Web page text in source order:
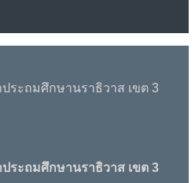
ระถมศึกษานราธิวาส เขต 3
ระถมศึกษานราธิวาส เขต 3